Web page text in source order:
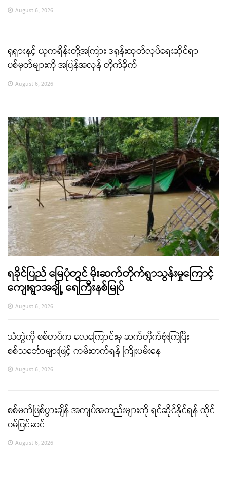
August 6, 2026
ရုရှားနှင့် ယူကရိန်းတို့အကြား ဒရုန်းထုတ်လုပ်ရေးဆိုင်ရာ
ပစ်မှတ်များကို အပြန်အလှန် တိုက်ခိုက်
August 6, 2026
ရခိုင်ပြည် မြေပုံတွင် မိုးဆက်တိုက်ရွာသွန်းမှုကြောင့်
ကျေးရွာအချို့ ရေကြီးနစ်မြုပ်
August 6, 2026
သံတွဲကို စစ်တပ်က လေကြောင်းမှ ဆက်တိုက်ဗုံးကြဲပြီး
စစ်သင်္ဘောများဖြင့် ကမ်းတက်ရန် ကြိုးပမ်းနေ
August 6, 2026
စစ်မက်ဖြစ်ပွားချိန် အကျပ်အတည်းများကို ရင်ဆိုင်နိုင်ရန် ထိုင်
ဝမ်ပြင်ဆင်
August 6, 2026